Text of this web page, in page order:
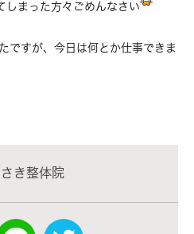
しまった方々ごめんなさい
ですが、今日は何とか仕事できま
き整体院